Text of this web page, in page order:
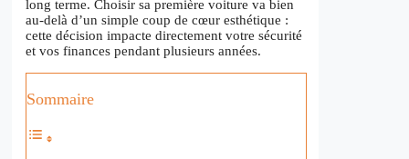
long terme. Choisir sa première voiture va bien
au-delà d’un simple coup de cœur esthétique :
cette décision impacte directement votre sécurité
et vos finances pendant plusieurs années.
Sommaire